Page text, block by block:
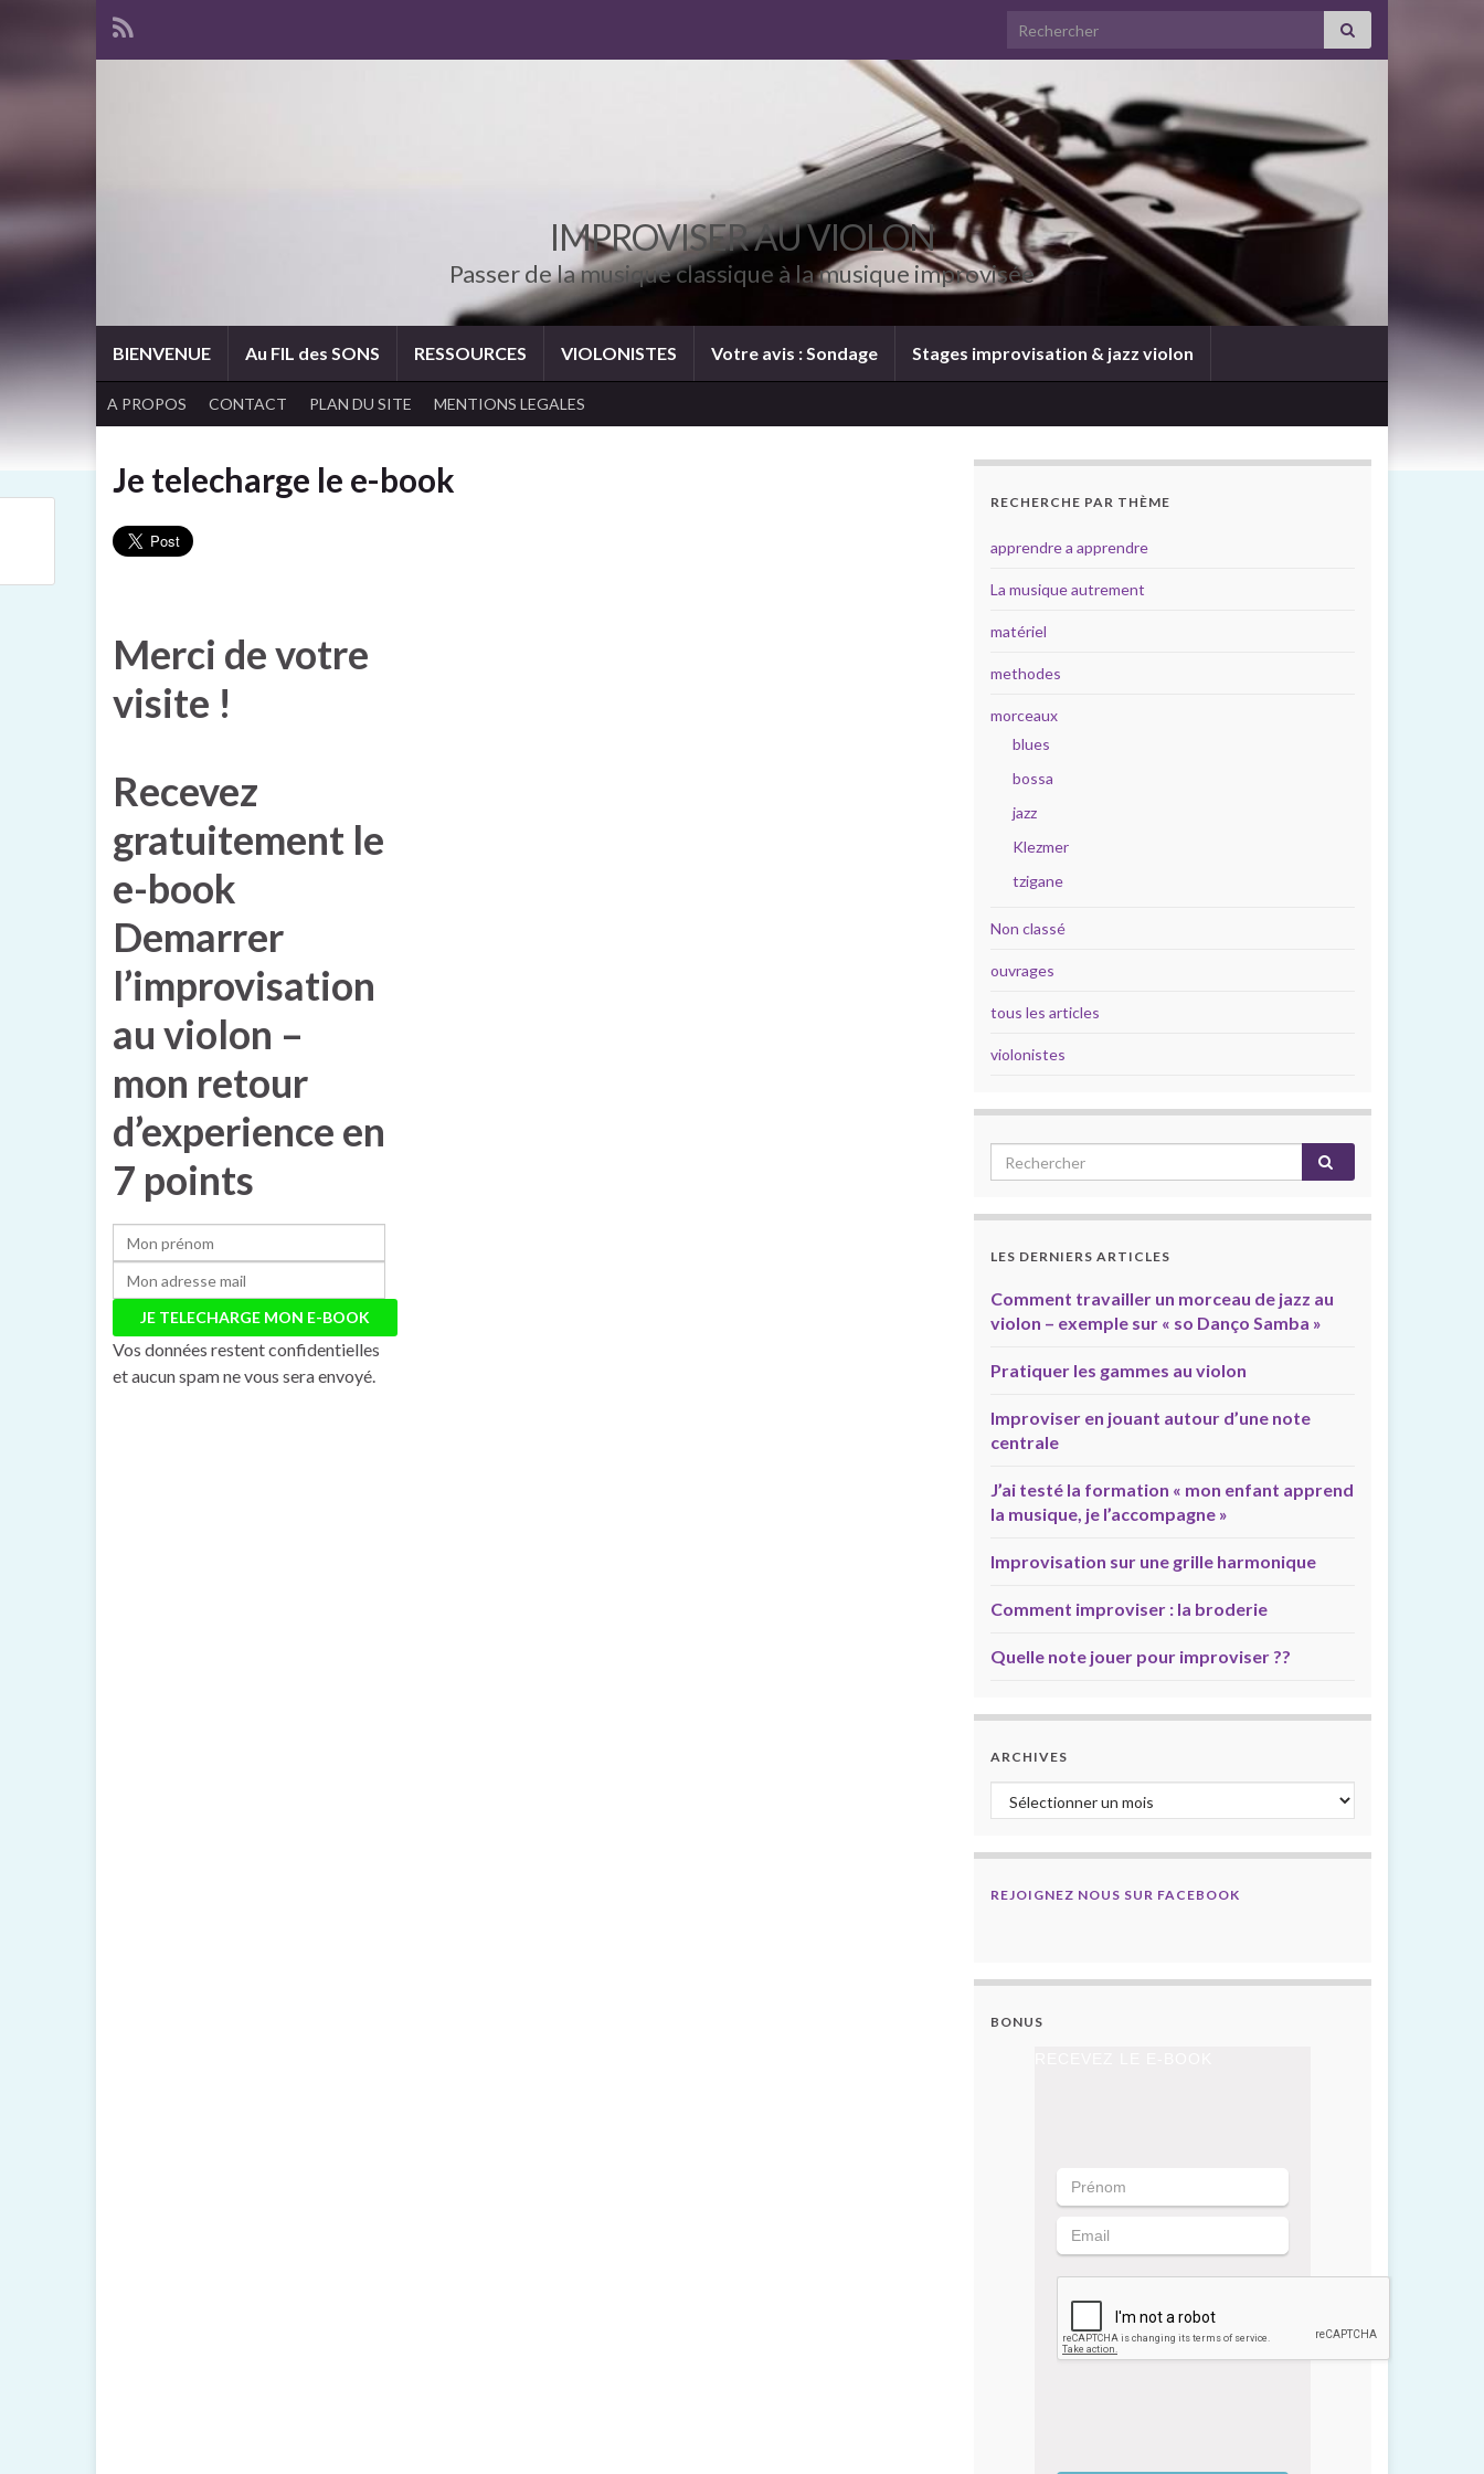
IMPROVISER AU VIOLON
Passer de la musique classique à la musique improvisée
BIENVENUE Au FIL des SONS RESSOURCES VIOLONISTES Votre avis : Sondage Stages improvisation & jazz violon
A PROPOS CONTACT PLAN DU SITE MENTIONS LEGALES
Je telecharge le e-book
Merci de votre
visite !
Recevez
gratuitement le
e-book
Demarrer
l’improvisation
au violon –
mon retour
d’experience en
7 points
Vos données restent confidentielles
et aucun spam ne vous sera envoyé.
RECHERCHE PAR THÈME
apprendre a apprendre
La musique autrement
matériel
methodes
morceaux
blues
bossa
jazz
Klezmer
tzigane
Non classé
ouvrages
tous les articles
violonistes
LES DERNIERS ARTICLES
Comment travailler un morceau de jazz au
violon – exemple sur « so Danço Samba »
Pratiquer les gammes au violon
Improviser en jouant autour d’une note
centrale
J’ai testé la formation « mon enfant apprend
la musique, je l’accompagne »
Improvisation sur une grille harmonique
Comment improviser : la broderie
Quelle note jouer pour improviser ??
ARCHIVES
Archives
REJOIGNEZ NOUS SUR FACEBOOK
BONUS